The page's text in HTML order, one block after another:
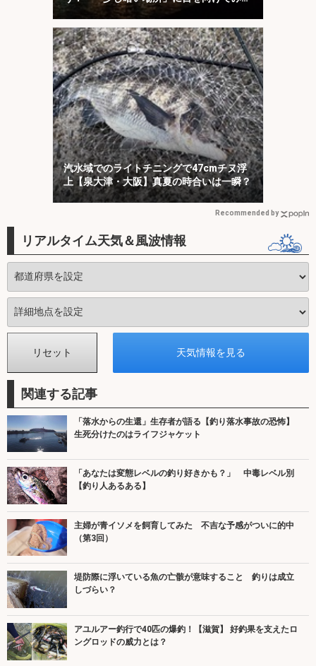
汽水域でのライトチニングで47cmチヌ浮
上【泉大津・大阪】真夏の時合いは一瞬？
Recommended by
リアルタイム天気＆風波情報
関連する記事
「落水からの生還」生存者が語る【釣り落水事故の恐怖】
生死分けたのはライフジャケット
「あなたは変態レベルの釣り好きかも？」 中毒レベル別
【釣り人あるある】
主婦が青イソメを飼育してみた 不吉な予感がついに的中
（第3回）
堤防際に浮いている魚の亡骸が意味すること 釣りは成立
しづらい？
アユルアー釣行で40匹の爆釣！【滋賀】 好釣果を支えたロ
ングロッドの威力とは？